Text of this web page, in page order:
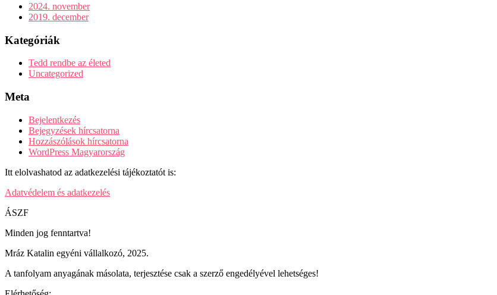
2024. november
2019. december
Kategóriák
Tedd rendbe az életed
Uncategorized
Meta
Bejelentkezés
Bejegyzések hírcsatorna
Hozzászólások hírcsatorna
WordPress Magyarország
Itt elolvashatod az adatkezelési tájékoztatót is:
Adatvédelem és adatkezelés
ÁSZF
Minden jog fenntartva!
Mráz Katalin egyéni vállalkozó, 2025.
A tanfolyam anyagának másolata, terjesztése csak a szerző engedélyével lehetséges!